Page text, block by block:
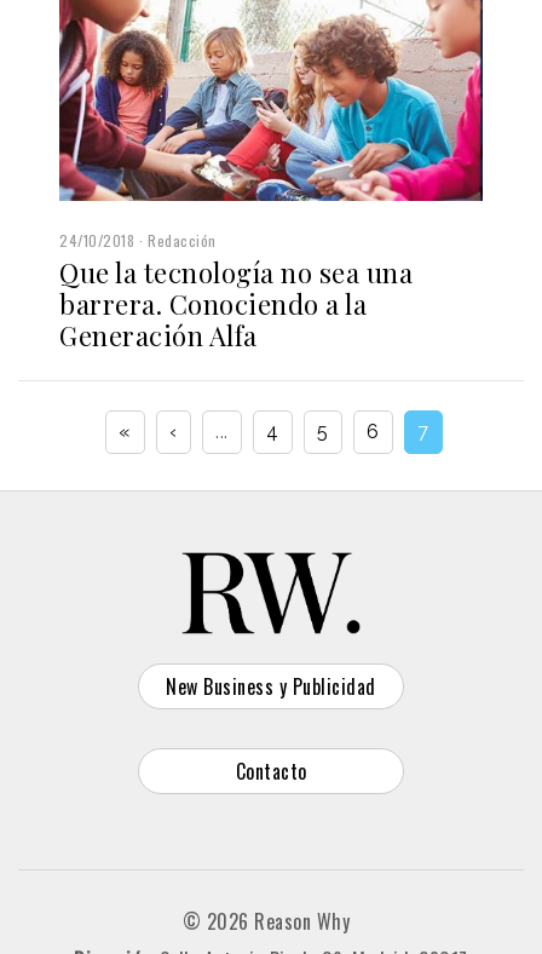
24/10/2018 Redacción
Que la tecnología no sea una
barrera. Conociendo a la
Generación Alfa
« ‹ ... 4 5 6 7
New Business y Publicidad
Contacto
© 2026 Reason Why